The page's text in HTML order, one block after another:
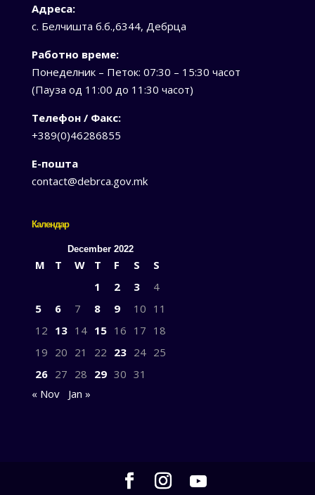
Адреса:
с. Белчишта б.б.,6344, Дебрца
Работно време:
Понеделник – Петок: 07:30 – 15:30 часот
(Пауза од 11:00 до 11:30 часот)
Телефон / Факс:
+389(0)46286855
Е-пошта
contact@debrca.gov.mk
Календар
December 2022
M T W T F S
S
1
2 3
4
5
6 7 8 9 10 11
12 13 14 15 16 17 18
19 20 21 22 23 24 25
26 27 28 29 30 31
« Nov
Jan »